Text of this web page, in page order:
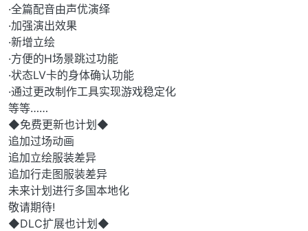
·全篇配音由声优演绎
·加强演出效果
·新增立绘
·方便的H场景跳过功能
·状态LV卡的身体确认功能
·通过更改制作工具实现游戏稳定化
等等……
◆免费更新也计划◆
追加过场动画
追加立绘服装差异
追加行走图服装差异
未来计划进行多国本地化
敬请期待!
◆DLC扩展也计划◆